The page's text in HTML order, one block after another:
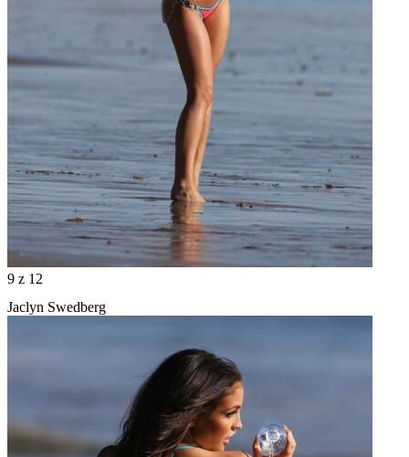
9 z 12
Jaclyn Swedberg